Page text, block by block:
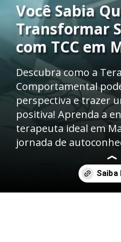
Você Sabia
Transformar
com TCC em
Descubra como a
Comportamental
perspectiva e trazer
positiva! Aprenda a
terapeuta ideal em
jornada de